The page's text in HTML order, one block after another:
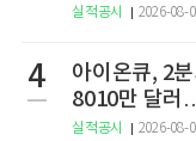
구
실적공시 2026-08-
4
아이온큐, 2
8010만 달러
실적공시 2026-08-